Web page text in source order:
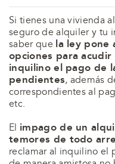
Si tienes una vivienda
seguro de alquiler y tu
saber que la ley pone
opciones para
inquilino el pago de
pendientes, además
correspondientes al
etc.
El impago de un
temores de todo
reclamar al inquilino el